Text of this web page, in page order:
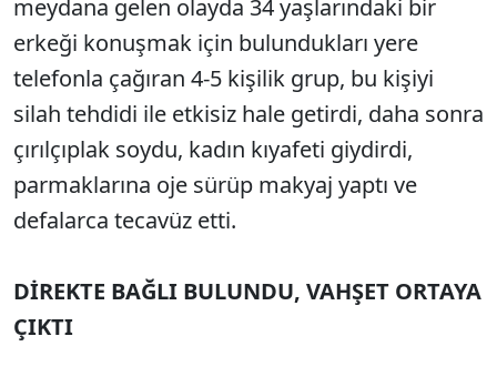
meydana gelen olayda 34 yaşlarındaki bir
erkeği konuşmak için bulundukları yere
telefonla çağıran 4-5 kişilik grup, bu kişiyi
silah tehdidi ile etkisiz hale getirdi, daha sonra
çırılçıplak soydu, kadın kıyafeti giydirdi,
parmaklarına oje sürüp makyaj yaptı ve
defalarca tecavüz etti.
DİREKTE BAĞLI BULUNDU, VAHŞET ORTAYA
ÇIKTI